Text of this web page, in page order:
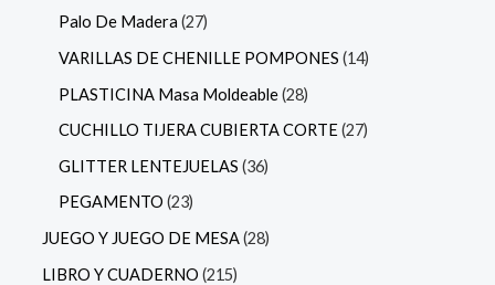
Palo De Madera 27
VARILLAS DE CHENILLE POMPONES 14
PLASTICINA Masa Moldeable 28
CUCHILLO TIJERA CUBIERTA CORTE 27
GLITTER LENTEJUELAS 36
PEGAMENTO 23
JUEGO Y JUEGO DE MESA 28
LIBRO Y CUADERNO 215